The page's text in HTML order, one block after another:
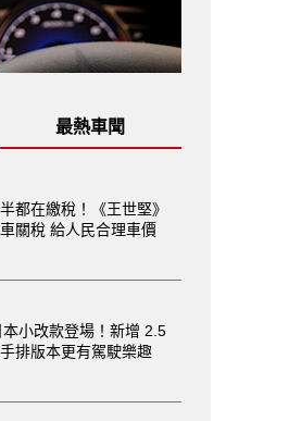
最熱車聞
都在繳稅！《王世堅》
關稅 給人民合理車價
小改款登場！新增 2.5
排版本更有駕駛樂趣